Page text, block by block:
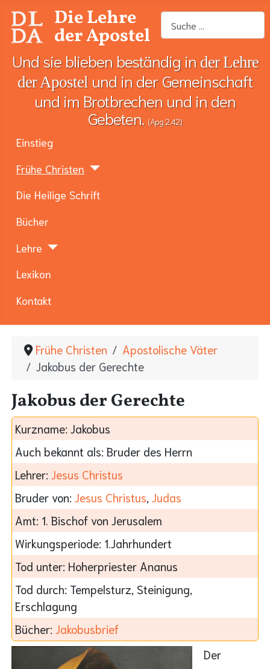
Die Lehre
der Apostel
Suchen
Und sie blieben beständig in der Lehre
der Apostel und in der Gemeinschaft
und im Brotbrechen und in den
Gebeten.
(Apg 2,42)
Einstieg
Frühe Christen
Die Heilige Schrift
Bücher
Lehre
Lexikon
Kontakt
Frühe Christen
Apostolische Väter
Jakobus der Gerechte
Jakobus der Gerechte
Kurzname: Jakobus
Auch bekannt als: Bruder des Herrn
Lehrer: Jesus Christus
Bruder von: Jesus Christus Judas
Amt: 1. Bischof von Jerusalem
Wirkungsperiode: 1.Jahrhundert
Tod unter: Hoherpriester Ananus
Tod durch: Tempelsturz, Steinigung,
Erschlagung
Bücher: Jakobusbrief
Der